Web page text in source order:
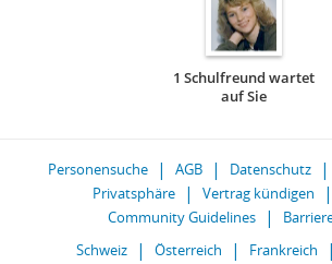
1 Schulfreund wartet
auf Sie
Personensuche AGB Datenschutz
Privatsphäre
Vertrag kündigen
Community Guidelines
Schweiz
Österreich Frankreich